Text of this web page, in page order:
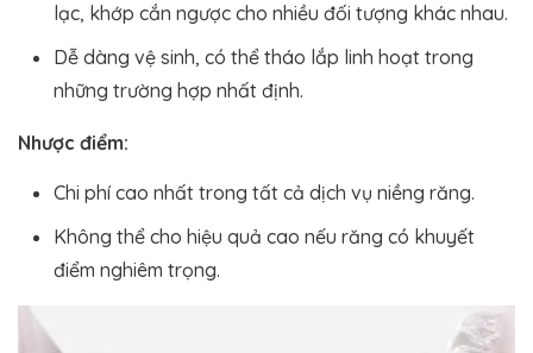
lạc, khớp cắn ngược cho nhiều đối tượng khác nhau.
Dễ dàng vệ sinh, có thể tháo lắp linh hoạt trong
những trường hợp nhất định.
Nhược điểm:
Chi phí cao nhất trong tất cả dịch vụ niềng răng.
Không thể cho hiệu quả cao nếu răng có khuyết
điểm nghiêm trọng.